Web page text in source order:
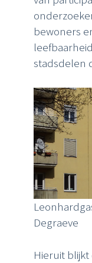
bewoners
stadsdelen
Degraeve
Hieruit